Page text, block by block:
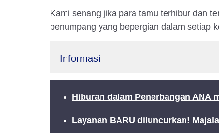
Kami senang jika para tamu terhibur dan
penumpang yang bepergian dalam setiap
Informasi
Hiburan dalam Penerbangan ANA
Layanan BARU diluncurkan!